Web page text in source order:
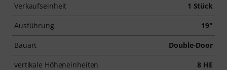
Verkaufseinheit 1 Stück
Ausführung 19"
Bauart Double-Door
vertikale Höheneinheiten 8 HE